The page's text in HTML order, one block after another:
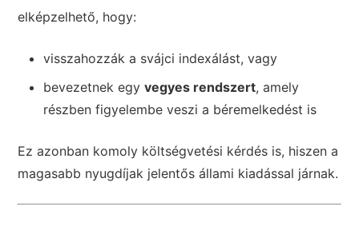
elképzelhető, hogy:
visszahozzák a svájci indexálást, vagy
bevezetnek egyvegyes rendszert, amely
részben figyelembe veszi a béremelkedést is
Ez azonban komoly költségvetési kérdés is, hiszen a
magasabb nyugdíjak jelentős állami kiadással járnak.